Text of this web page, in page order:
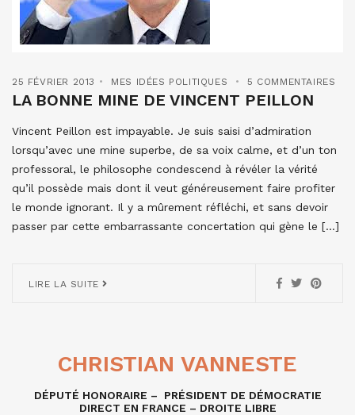
25 FÉVRIER 2013 MES IDÉES POLITIQUES 5 COMMENTAIRES
LA BONNE MINE DE VINCENT PEILLON
Vincent Peillon est impayable. Je suis saisi d’admiration
lorsqu’avec une mine superbe, de sa voix calme, et d’un ton
professoral, le philosophe condescend à révéler la vérité
qu’il possède mais dont il veut généreusement faire profiter
le monde ignorant. Il y a mûrement réfléchi, et sans devoir
passer par cette embarrassante concertation qui gène le […]
LIRE LA SUITE
CHRISTIAN VANNESTE
DÉPUTÉ HONORAIRE – PRÉSIDENT DE DÉMOCRATIE
DIRECT EN FRANCE – DROITE LIBRE